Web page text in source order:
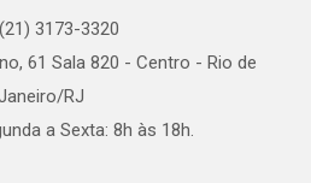
3173-3320
61 Sala 820 - Centro - Rio de
RJ
a Sexta: 8h às 18h.